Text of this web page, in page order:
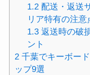
1.2 配送・返送
リア特有の注意
1.3 返送時の破
ント
2千葉でキーボー
ップ9選